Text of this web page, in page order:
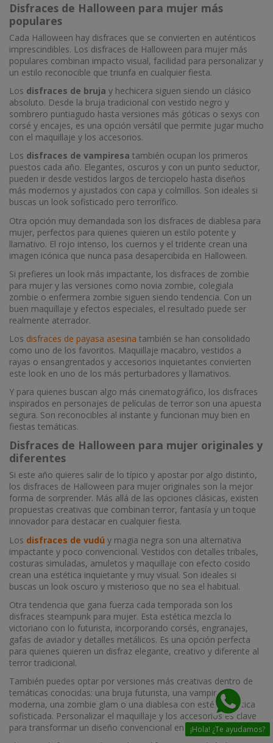
Disfraces de Halloween para mujer más
populares
Cada Halloween hay disfraces que se convierten en auténticos
imprescindibles. Los disfraces de Halloween para mujer más
populares combinan impacto visual, facilidad para personalizar y
un estilo reconocible que triunfa en cualquier fiesta.
Los disfraces de bruja y hechicera siguen siendo un clásico
absoluto. Desde la bruja tradicional con vestido negro y
sombrero puntiagudo hasta versiones más góticas o sexys con
corsé y encajes, es una opción versátil que permite jugar mucho
con el maquillaje y los accesorios.
Los disfraces de vampiresa también ocupan los primeros
puestos cada año. Elegantes, oscuros y con un punto seductor,
pueden ir desde vestidos largos de terciopelo hasta diseños
más modernos y ajustados con capa y colmillos. Son ideales si
buscas un look sofisticado pero terrorífico.
Otra opción muy demandada son los disfraces de diablesa para
mujer, perfectos para quienes quieren un estilo potente y
llamativo. El rojo intenso, los cuernos y el tridente crean una
imagen icónica que nunca pasa desapercibida en Halloween.
Si prefieres un look más impactante, los disfraces de zombie
para mujer y las versiones como novia zombie, colegiala
zombie o enfermera zombie siguen siendo tendencia. Con un
buen maquillaje y efectos especiales, el resultado puede ser
realmente aterrador.
Los disfraces de payasa asesina también se han consolidado
como uno de los favoritos. Maquillaje macabro, vestidos a
rayas o ensangrentados y accesorios inquietantes convierten
este look en uno de los más perturbadores y llamativos.
Y para quienes buscan algo más cinematográfico, los disfraces
inspirados en personajes de películas de terror son una apuesta
segura. Son reconocibles al instante y funcionan muy bien en
fiestas temáticas.
Disfraces de Halloween para mujer originales y
diferentes
Si este año quieres salir de lo típico y apostar por algo distinto,
los disfraces de Halloween para mujer originales son la mejor
forma de sorprender. Más allá de las opciones clásicas, existen
propuestas creativas que combinan terror, fantasía y un toque
innovador para destacar en cualquier fiesta.
Los disfraces de vudú y magia negra son una alternativa
impactante y poco convencional. Vestidos con detalles tribales,
costuras simuladas, amuletos y maquillaje con efecto cosido
crean una estética inquietante y muy visual. Son ideales si
buscas un look oscuro y misterioso que no sea el habitual.
Otra tendencia que gana fuerza cada temporada son los
disfraces steampunk para mujer. Esta estética mezcla lo
victoriano con lo futurista, incorporando corsés, engranajes,
gafas de aviador y detalles metálicos. Es una opción perfecta
para quienes quieren un disfraz elegante, creativo y diferente al
terror tradicional.
También puedes optar por versiones más creativas dentro de
temáticas conocidas: una bruja futurista, una vampiresa
moderna, una zombie glam o una diablesa con estética gótica
sofisticada. Personalizar el maquillaje y los accesorios es clave
para transformar un diseño convencional en un disfraz único.
¡Hola! ¿Te ayudamos?